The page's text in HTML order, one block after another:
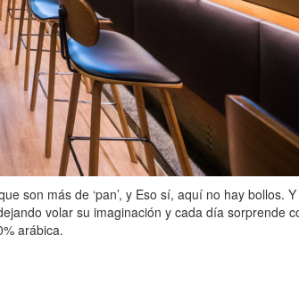
son más de ‘pan’, y Eso sí, aquí no hay
volar su imaginación y cada día
arábica.